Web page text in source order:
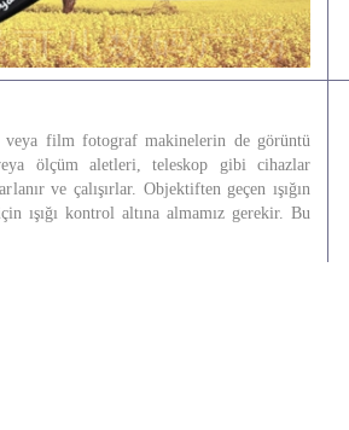
film fotograf makinelerin de görüntü
ölçüm aletleri, teleskop gibi cihazlar
ve çalışırlar. Objektiften geçen ışığın
ışığı kontrol altına almamız gerekir. Bu